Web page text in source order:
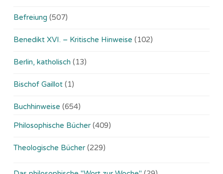
Befreiung (507)
Benedikt XVI. – Kritische Hinweise (102)
Berlin, katholisch (13)
Bischof Gaillot (1)
Buchhinweise (654)
Philosophische Bücher (409)
Theologische Bücher (229)